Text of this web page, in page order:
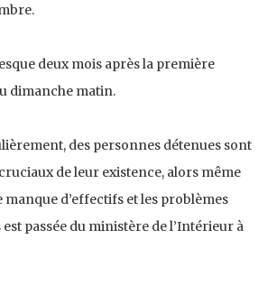
deux mois après la première
dimanche matin.
des personnes détenues sont
de leur existence, alors même
d’effectifs et les problèmes
passée du ministère de l’Intérieur à